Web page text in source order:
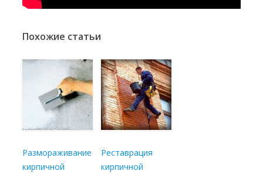
Похожие статьи
Размораживание
кирпичной
Реставрация
кирпичной